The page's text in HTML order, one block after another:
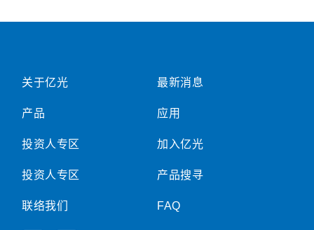
关于亿光
产品
投资人专区
投资人专区
联络我们
最新消息
应用
加入亿光
产品搜寻
FAQ